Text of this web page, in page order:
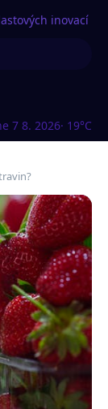
inovací
7 8. 2026· 19°C